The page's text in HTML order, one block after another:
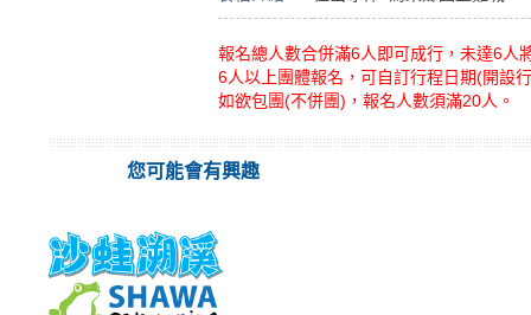
報名總人數合併滿6人即可成行，未達6人
6人以上團體報名，可自訂行程日期(開設
如欲包團(不併團)，報名人數須滿20人。
您可能會有興趣